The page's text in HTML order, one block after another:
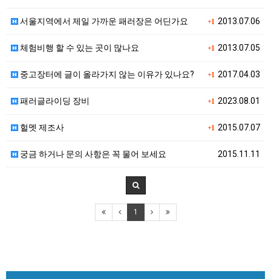
+1 2013.07.06
서울지역에서 제일 가까운 패러장은 어딘가요
+1 2013.07.05
체험비행 할 수 있는 곳이 많나요
+1 2017.04.03
중고장터에 글이 올라가지 않는 이유가 있나요?
+1 2023.08.01
패러글라이딩 장비
+1 2015.07.07
헐멧 제조사
2015.11.11
궁금 하거나 문의 사항은 꼭 물어 보세요
1